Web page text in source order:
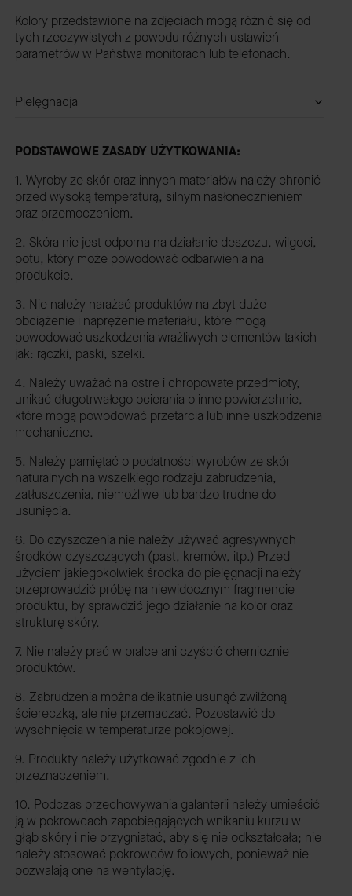
Kolory przedstawione na zdjęciach mogą różnić się od
tych rzeczywistych z powodu różnych ustawień
parametrów w Państwa monitorach lub telefonach.
Pielęgnacja
PODSTAWOWE ZASADY UŻYTKOWANIA:
1. Wyroby ze skór oraz innych materiałów należy chronić
przed wysoką temperaturą, silnym nasłonecznieniem
oraz przemoczeniem.
2. Skóra nie jest odporna na działanie deszczu, wilgoci,
potu, który może powodować odbarwienia na
produkcie.
3. Nie należy narażać produktów na zbyt duże
obciążenie i naprężenie materiału, które mogą
powodować uszkodzenia wrażliwych elementów takich
jak: rączki, paski, szelki.
4. Należy uważać na ostre i chropowate przedmioty,
unikać długotrwałego ocierania o inne powierzchnie,
które mogą powodować przetarcia lub inne uszkodzenia
mechaniczne.
5. Należy pamiętać o podatności wyrobów ze skór
naturalnych na wszelkiego rodzaju zabrudzenia,
zatłuszczenia, niemożliwe lub bardzo trudne do
usunięcia.
6. Do czyszczenia nie należy używać agresywnych
środków czyszczących (past, kremów, itp.) Przed
użyciem jakiegokolwiek środka do pielęgnacji należy
przeprowadzić próbę na niewidocznym fragmencie
produktu, by sprawdzić jego działanie na kolor oraz
strukturę skóry.
7. Nie należy prać w pralce ani czyścić chemicznie
produktów.
8. Zabrudzenia można delikatnie usunąć zwilżoną
ściereczką, ale nie przemaczać. Pozostawić do
wyschnięcia w temperaturze pokojowej.
9. Produkty należy użytkować zgodnie z ich
przeznaczeniem.
10. Podczas przechowywania galanterii należy umieścić
ją w pokrowcach zapobiegających wnikaniu kurzu w
głąb skóry i nie przygniatać, aby się nie odkształcała; nie
należy stosować pokrowców foliowych, ponieważ nie
pozwalają one na wentylację.